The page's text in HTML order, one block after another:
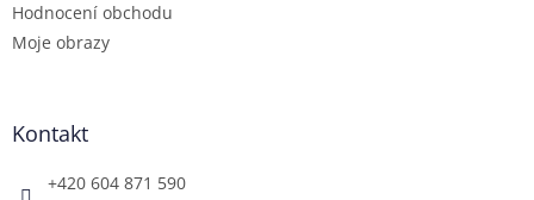
Hodnocení obchodu
Moje obrazy
Kontakt
+420 604 871 590